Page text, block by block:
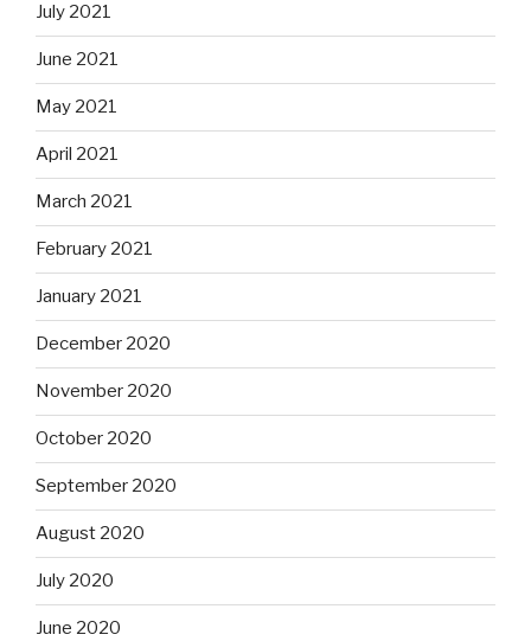
July 2021
June 2021
May 2021
April 2021
March 2021
February 2021
January 2021
December 2020
November 2020
October 2020
September 2020
August 2020
July 2020
June 2020